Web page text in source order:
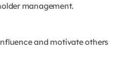
management.
and motivate others